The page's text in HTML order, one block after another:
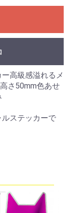
高級感溢れるメ
さ50mm色あせ
ルステッカーで